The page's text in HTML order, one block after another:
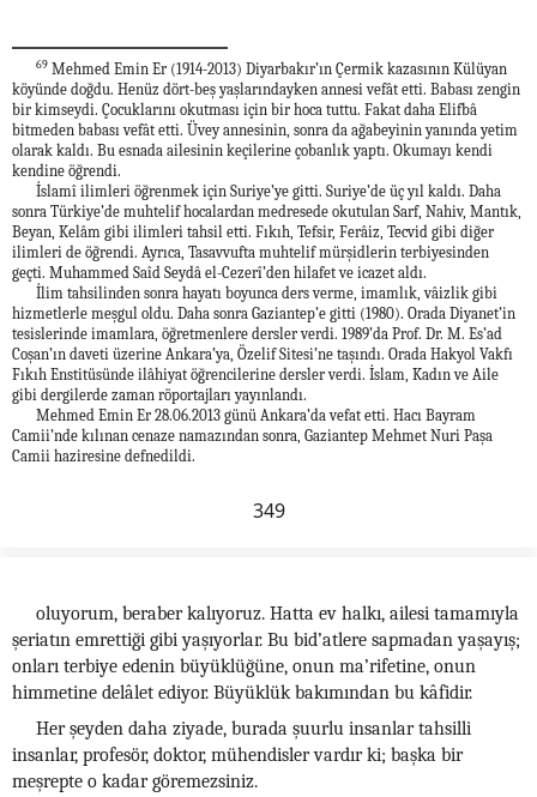
69 Mehmed Emin Er (1914-2013) Diyarbakır’ın Çermik kazasının Külüyan
köyünde doğdu. Henüz dört-beş yaşlarındayken annesi vefât etti. Babası zengin
bir kimseydi. Çocuklarını okutması için bir hoca tuttu. Fakat daha Elifbâ
bitmeden babası vefât etti. Üvey annesinin, sonra da ağabeyinin yanında yetim
olarak kaldı. Bu esnada ailesinin keçilerine çobanlık yaptı. Okumayı kendi
kendine öğrendi.
İslamî ilimleri öğrenmek için Suriye’ye gitti. Suriye’de üç yıl kaldı. Daha
sonra Türkiye’de muhtelif hocalardan medresede okutulan Sarf, Nahiv, Mantık,
Beyan, Kelâm gibi ilimleri tahsil etti. Fıkıh, Tefsir, Ferâiz, Tecvid gibi diğer
ilimleri de öğrendi. Ayrıca, Tasavvufta muhtelif mürşidlerin terbiyesinden
geçti. Muhammed Saîd Seydâ el-Cezerî’den hilafet ve icazet aldı.
İlim tahsilinden sonra hayatı boyunca ders verme, imamlık, vâizlik gibi
hizmetlerle meşgul oldu. Daha sonra Gaziantep’e gitti (1980). Orada Diyanet’in
tesislerinde imamlara, öğretmenlere dersler verdi. 1989’da Prof. Dr. M. Es’ad
Coşan’ın daveti üzerine Ankara’ya, Özelif Sitesi’ne taşındı. Orada Hakyol Vakfı
Fıkıh Enstitüsünde ilâhiyat öğrencilerine dersler verdi. İslam, Kadın ve Aile
gibi dergilerde zaman röportajları yayınlandı.
Mehmed Emin Er 28.06.2013 günü Ankara’da vefat etti. Hacı Bayram
Camii’nde kılınan cenaze namazından sonra, Gaziantep Mehmet Nuri Paşa
Camii haziresine defnedildi.
349
oluyorum, beraber kalıyoruz. Hatta ev halkı, ailesi tamamıyla
şeriatın emrettiği gibi yaşıyorlar. Bu bid’atlere sapmadan yaşayış;
onları terbiye edenin büyüklüğüne, onun ma’rifetine, onun
himmetine delâlet ediyor. Büyüklük bakımından bu kâfidir.
Her şeyden daha ziyade, burada şuurlu insanlar tahsilli
insanlar, profesör, doktor, mühendisler vardır ki; başka bir
meşrepte o kadar göremezsiniz.